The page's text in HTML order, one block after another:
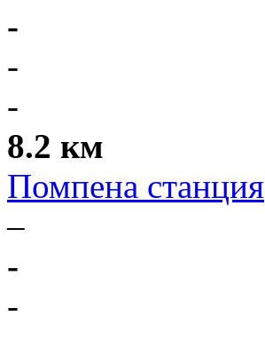
-
-
-
8.2 км
Помпена станция
–
-
-